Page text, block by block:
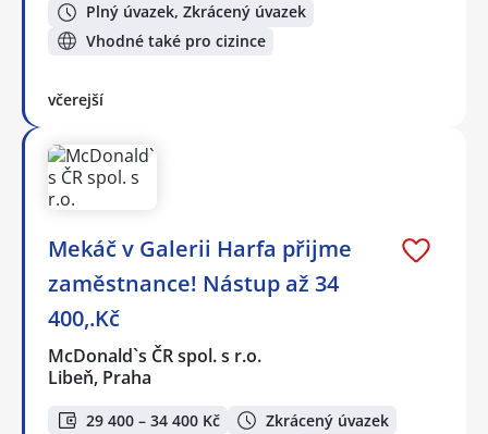
Plný úvazek, Zkrácený úvazek
Vhodné také pro cizince
včerejší
Mekáč v Galerii Harfa přijme
zaměstnance! Nástup až 34
400,.Kč
McDonald`s ČR spol. s r.o.
Libeň, Praha
29 400 – 34 400 Kč
Zkrácený úvazek